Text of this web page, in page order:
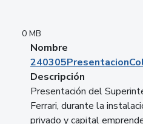
0 MB
Nombre
Descripción
Presentación del
Ferrari, durante la
privado y capital